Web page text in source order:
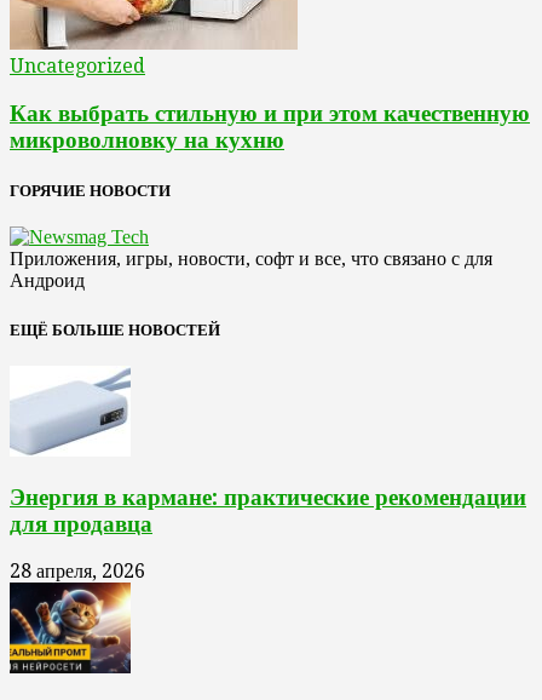
Uncategorized
Как выбрать стильную и при этом качественную
микроволновку на кухню
ГОРЯЧИЕ НОВОСТИ
Приложения, игры, новости, софт и все, что связано с для
Андроид
ЕЩЁ БОЛЬШЕ НОВОСТЕЙ
Энергия в кармане: практические рекомендации
для продавца
28 апреля, 2026